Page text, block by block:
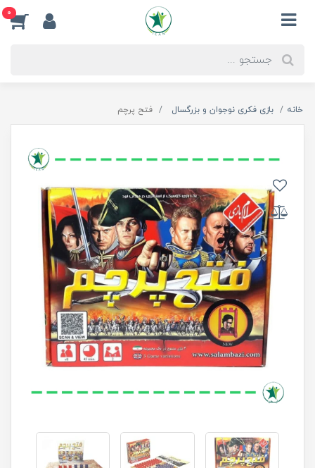
0
خانه بازی فکری نوجوان و بزرگسال فتح پرچم